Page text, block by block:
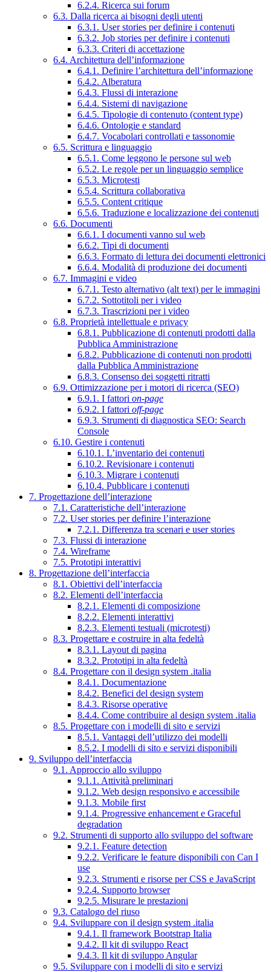
6.2.4. Ricerca sui forum
6.3. Dalla ricerca ai bisogni degli utenti
6.3.1. User stories per definire i contenuti
6.3.2. Job stories per definire i contenuti
6.3.3. Criteri di accettazione
6.4. Architettura dell’informazione
6.4.1. Definire l’architettura dell’informazione
6.4.2. Alberatura
6.4.3. Flussi di interazione
6.4.4. Sistemi di navigazione
6.4.5. Tipologie di contenuto (content type)
6.4.6. Ontologie e standard
6.4.7. Vocabolari controllati e tassonomie
6.5. Scrittura e linguaggio
6.5.1. Come leggono le persone sul web
6.5.2. Le regole per un linguaggio semplice
6.5.3. Microtesti
6.5.4. Scrittura collaborativa
6.5.5. Content critique
6.5.6. Traduzione e localizzazione dei contenuti
6.6. Documenti
6.6.1. I documenti vanno sul web
6.6.2. Tipi di documenti
6.6.3. Formato di lettura dei documenti elettronici
6.6.4. Modalità di produzione dei documenti
6.7. Immagini e video
6.7.1. Testo alternativo (alt text) per le immagini
6.7.2. Sottotitoli per i video
6.7.3. Trascrizioni per i video
6.8. Proprietà intellettuale e privacy
6.8.1. Pubblicazione di contenuti prodotti dalla
Pubblica Amministrazione
6.8.2. Pubblicazione di contenuti non prodotti
dalla Pubblica Amministrazione
6.8.3. Consenso dei soggetti ritratti
6.9. Ottimizzazione per i motori di ricerca (SEO)
6.9.1. I fattori on-page
6.9.2. I fattori off-page
6.9.3. Strumenti di diagnostica SEO: Search
Console
6.10. Gestire i contenuti
6.10.1. L’inventario dei contenuti
6.10.2. Revisionare i contenuti
6.10.3. Migrare i contenuti
6.10.4. Pubblicare i contenuti
7. Progettazione dell’interazione
7.1. Caratteristiche dell’interazione
7.2. User stories per definire l’interazione
7.2.1. Differenza tra scenari e user stories
7.3. Flussi di interazione
7.4. Wireframe
7.5. Prototipi interattivi
8. Progettazione dell’interfaccia
8.1. Obiettivi dell’interfaccia
8.2. Elementi dell’interfaccia
8.2.1. Elementi di composizione
8.2.2. Elementi interattivi
8.2.3. Elementi testuali (microtesti)
8.3. Progettare e costruire in alta fedeltà
8.3.1. Layout di pagina
8.3.2. Prototipi in alta fedeltà
8.4. Progettare con il design system .italia
8.4.1. Documentazione
8.4.2. Benefici del design system
8.4.3. Risorse operative
8.4.4. Come contribuire al design system .italia
8.5. Progettare con i modelli di sito e servizi
8.5.1. Vantaggi dell’utilizzo dei modelli
8.5.2. I modelli di sito e servizi disponibili
9. Sviluppo dell’interfaccia
9.1. Approccio allo sviluppo
9.1.1. Attività preliminari
9.1.2. Web design responsivo e accessibile
9.1.3. Mobile first
9.1.4. Progressive enhancement e Graceful
degradation
9.2. Strumenti di supporto allo sviluppo del software
9.2.1. Feature detection
9.2.2. Verificare le feature disponibili con Can I
use
9.2.3. Strumenti e risorse per CSS e JavaScript
9.2.4. Supporto browser
9.2.5. Misurare le prestazioni
9.3. Catalogo del riuso
9.4. Sviluppare con il design system .italia
9.4.1. Il framework Bootstrap Italia
9.4.2. Il kit di sviluppo React
9.4.3. Il kit di sviluppo Angular
9.5. Sviluppare con i modelli di sito e servizi